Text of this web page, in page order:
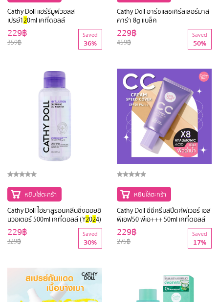
Cathy Doll แฮร์รีมูฟวอลส
เปรย์120ml เคที่ดอลล์
359฿
229฿ Saved
36%
Cathy Doll อาร์ชแลชเคิร์ลเลอร์มาส
คาร่า 8g แบล็ค
459฿
229฿ Saved
50%
หยิบใส่ตะกร้า
Cathy Doll ไฮยาลูรอนคลีนซิ่งออยอิ
นวอเตอร์ 500ml เคที่ดอลล์ (Y2024)
329฿
229฿ Saved
30%
หยิบใส่ตะกร้า
Cathy Doll ซีซีครีมสปีดคัฟเวอร์ เอส
พีเอฟ50 พีเอ+++ 50ml เคที่ดอลล์
275฿
229฿ Saved
17%